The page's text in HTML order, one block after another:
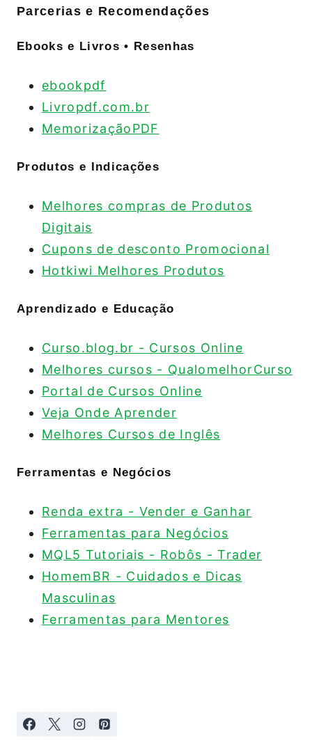
Parcerias e Recomendações
Ebooks e Livros • Resenhas
ebookpdf
Livropdf.com.br
MemorizaçãoPDF
Produtos e Indicações
Melhores compras de Produtos
Digitais
Cupons de desconto Promocional
Hotkiwi Melhores Produtos
Aprendizado e Educação
Curso.blog.br - Cursos Online
Melhores cursos - QualomelhorCurso
Portal de Cursos Online
Veja Onde Aprender
Melhores Cursos de Inglês
Ferramentas e Negócios
Renda extra - Vender e Ganhar
Ferramentas para Negócios
MQL5 Tutoriais - Robôs - Trader
HomemBR - Cuidados e Dicas
Masculinas
Ferramentas para Mentores